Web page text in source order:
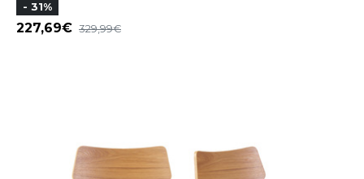
- 31%
227,69 329,99